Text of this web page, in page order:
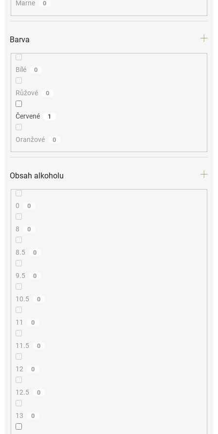
Marne 0
Barva
Bílé 0
Růžové 0
Červené 1
Oranžové 0
Obsah alkoholu
0 0
8 0
8.5 0
9.5 0
10.5 0
11 0
11.5 0
12 0
12.5 0
13 0